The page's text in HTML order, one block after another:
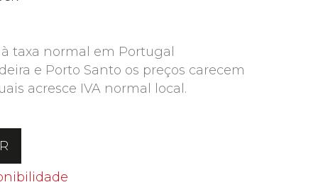
taxa normal em Portugal
e Porto Santo os preços carecem
acresce IVA normal local.